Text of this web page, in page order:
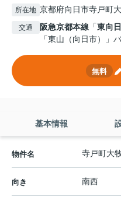
所在地 京都府向日市寺戸町
交通 阪急京都本線 「東向日
「東山（向日市）
無料
基本情報
物件名 寺戸町大
向き 南西